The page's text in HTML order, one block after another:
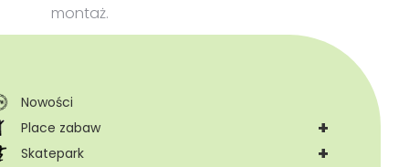
Nowości
+
Place zabaw
+
Skatepark
montaż.